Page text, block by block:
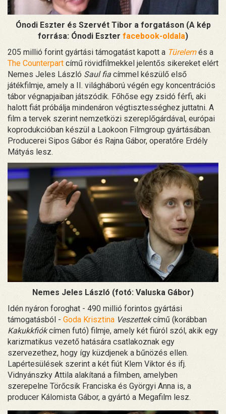
Ónodi Eszter és Szervét Tibor a forgatáson (A kép
forrása: Ónodi Eszter facebook-oldala)
205 millió forint gyártási támogatást kapott a Türelemés a
The Counterpart című rövidfilmekkel jelentős sikereket elért
Nemes Jeles László Saul fia címmel készülő első
játékfilmje, amely a II. világháború végén egy koncentrációs
tábor végnapjaiban játszódik. Főhőse egy zsidó férfi, aki
halott fiát próbálja mindenáron végtisztességhez juttatni. A
film a tervek szerint nemzetközi szereplőgárdával, európai
koprodukcióban készül a Laokoon Filmgroup gyártásában.
Producerei Sipos Gábor és Rajna Gábor, operatőre Erdély
Mátyás lesz.
Nemes Jeles László (fotó: Valuska Gábor)
Idén nyáron foroghat - 490 millió forintos gyártási
támogatásból - Goda Krisztina Veszettekcímű (korábban
Kakukkfiókcímen futó) filmje, amely két fiúról szól, akik egy
karizmatikus vezető hatására csatlakoznak egy
szervezethez, hogy így küzdjenek a bűnözés ellen.
Lapértesülések szerint a két fiút Klem Viktor és ifj.
Vidnyánszky Attila alakítaná a filmben, amelyben
szerepelne Törőcsik Franciska és Györgyi Anna is, a
producer Kálomista Gábor, a gyártó a Megafilm lesz.